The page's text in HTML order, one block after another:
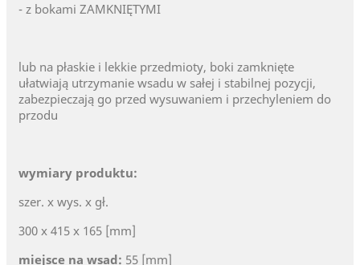
- z bokami ZAMKNIĘTYMI
lub na płaskie i lekkie przedmioty, boki zamknięte
ułatwiają utrzymanie wsadu w sałej i stabilnej pozycji,
zabezpieczają go przed wysuwaniem i przechyleniem do
przodu
wymiary produktu:
szer. x wys. x gł.
300 x 415 x 165 [mm]
miejsce na wsad: 55 [mm]